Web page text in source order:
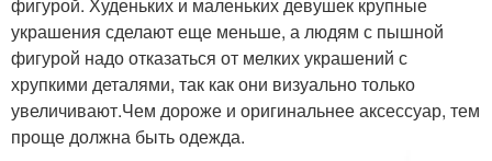
украшения сделают еще меньше, а людям с пышной
фигурой надо отказаться от мелких украшений с
хрупкими деталями, так как они визуально только
увеличивают.Чем дороже и оригинальнее аксессуар, тем
проще должна быть одежда.